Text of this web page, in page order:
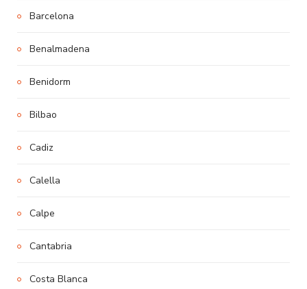
Barcelona
Benalmadena
Benidorm
Bilbao
Cadiz
Calella
Calpe
Cantabria
Costa Blanca